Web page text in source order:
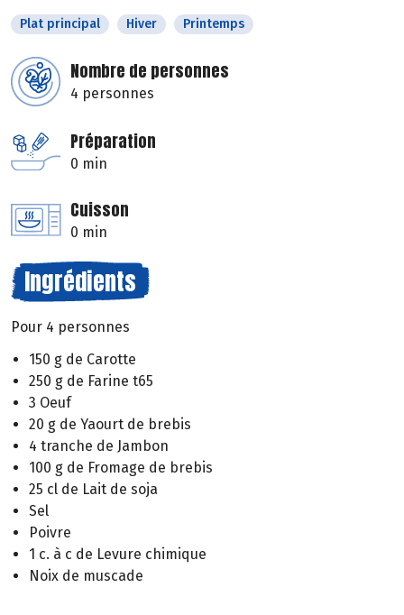
Plat principal Hiver Printemps
Nombre de personnes
4 personnes
Préparation
0 min
Cuisson
0 min
Ingrédients
Pour 4 personnes
150 g de Carotte
250 g de Farine t65
3 Oeuf
20 g de Yaourt de brebis
4 tranche de Jambon
100 g de Fromage de brebis
25 cl de Lait de soja
Sel
Poivre
1 c. à c de Levure chimique
Noix de muscade